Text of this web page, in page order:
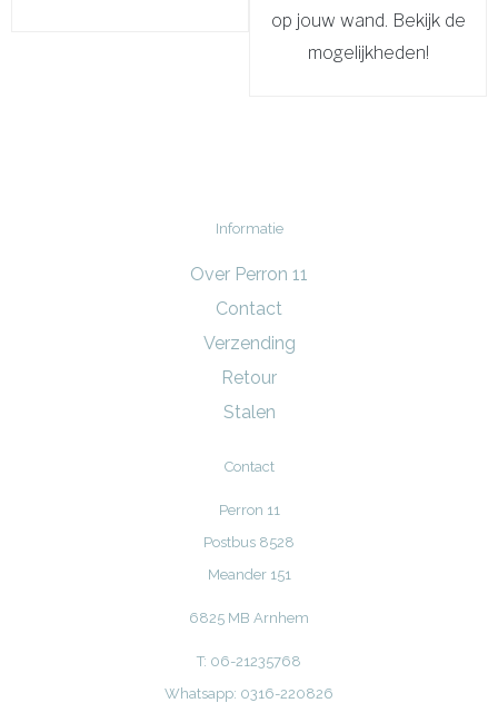
op jouw wand. Bekijk de
mogelijkheden!
Informatie
Over Perron 11
Contact
Verzending
Retour
Stalen
Contact
Perron 11
Postbus 8528
Meander 151
6825 MB Arnhem
T: 06-21235768
Whatsapp: 0316-220826